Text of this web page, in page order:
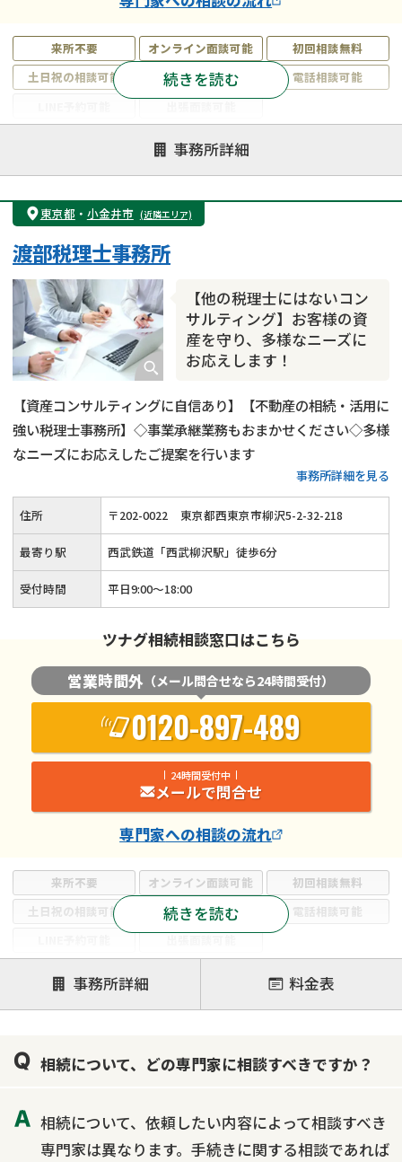
来所不要 オンライン面談可能
初回相談無料
土日祝の相談可能
19時以降電話可能
電話相談可能
遺言書作成・遺言執行
相続放棄
相続登記
遺産分割
遺留分侵害額請求
相続税申告
相続手続き
銀行手続き
成年後見・任意後見
相続人調査
相続トラブル
続きを読む
事務所詳細
東京都 ・ 小金井市 (近隣エリア)
【他の税理士にはないコン
サルティング】お客様の資
産を守り、多様なニーズに
お応えします！
渡部税理士事務所
【資産コンサルティングに自信あり】【不動産の相続・活用に
強い税理士事務所】◇事業承継業務もおまかせください◇多様
なニーズにお応えしたご提案を行います
事務所詳細を見る
来所不要 オンライン面談可能
初回相談無料
土日祝の相談可能
19時以降電話可能
電話相談可能
注力案件
遺言書作成・遺言執行
相続放棄
相続登記
相続手続き
銀行手続き
家族信託
相続人調査
相続財産調査
不動産評価(相続不動産)
相続トラブル
続きを読む
住所 〒202-0022 東京都西東京市柳沢5-2-32-218
最寄り駅 西武鉄道「西武柳沢駅」徒歩6分
受付時間 平日9:00～18:00
ツナグ相続相談窓口はこちら
営業時間外 （メール問合せなら24時間受付）
0120-897-489
24時間受付中
メールで問合せ
専門家への相談の流れ
事務所詳細 料金表
相続について、どの専門家に相談すべきですか？
相続について、依頼したい内容によって相談すべき
専門家は異なります。手続きに関する相談であれば